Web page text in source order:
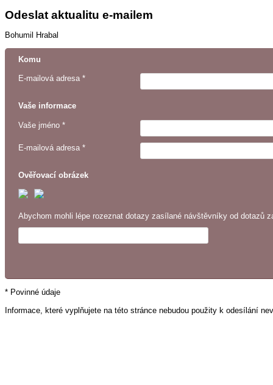
Odeslat aktualitu e-mailem
Bohumil Hrabal
Komu
E-mailová adresa *
Vaše informace
Vaše jméno *
E-mailová adresa *
Ověřovací obrázek
Abychom mohli lépe rozeznat dotazy zasílané návštěvníky od dotazů
* Povinné údaje
Informace, které vyplňujete na této stránce nebudou použity k odesílání